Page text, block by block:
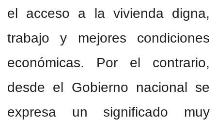
el acceso a la vivienda digna,
trabajo y mejores condiciones
económicas. Por el contrario,
desde el Gobierno nacional se
expresa un significado muy